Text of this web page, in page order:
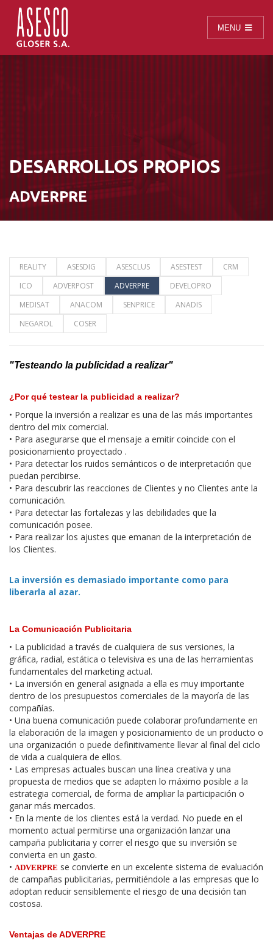
MENU
DESARROLLOS PROPIOS
ADVERPRE
REALITY ASESDIG ASESCLUS ASESTEST
CRM
ICO
ADVERPOST ADVERPRE
DEVELOPRO
MEDISAT
ANACOM SENPRICE
ANADIS
NEGAROL
COSER
"Testeando la publicidad a realizar"
¿ Por qué testear la publicidad a realizar?
• Porque la inversión a realizar es una de las más importantes
dentro del mix comercial.
• Para asegurarse que el mensaje a emitir coincide con el
posicionamiento proyectado .
• Para detectar los ruidos semánticos o de interpretación que
puedan percibirse.
• Para descubrir las reacciones de Clientes y no Clientes ante la
comunicación.
• Para detectar las fortalezas y las debilidades que la
comunicación posee.
• Para realizar los ajustes que emanan de la interpretación de
los Clientes.
La inversión es demasiado importante como para
liberarla al azar.
La Comunicación Publicitaria
• La publicidad a través de cualquiera de sus versiones, la
gráfica, radial, estática o televisiva es una de las herramientas
fundamentales del marketing actual.
• La inversión en general asignada a ella es muy importante
dentro de los presupuestos comerciales de la mayoría de las
compañías.
• Una buena comunicación puede colaborar profundamente en
la elaboración de la imagen y posicionamiento de un producto o
una organización o puede definitivamente llevar al final del ciclo
de vida a cualquiera de ellos.
• Las empresas actuales buscan una línea creativa y una
propuesta de medios que se adapten lo máximo posible a la
estrategia comercial, de forma de ampliar la participación o
ganar más mercados.
• En la mente de los clientes está la verdad. No puede en el
momento actual permitirse una organización lanzar una
campaña publicitaria y correr el riesgo que su inversión se
convierta en un gasto.
• ADVERPRE se convierte en un excelente sistema de evaluación
de campañas publicitarias, permitiéndole a las empresas que lo
adoptan reducir sensiblemente el riesgo de una decisión tan
costosa.
Ventajas de ADVERPRE